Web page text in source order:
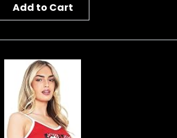
Add to Cart